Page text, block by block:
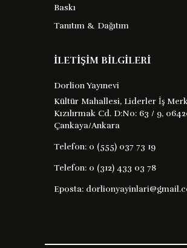
Baskı
Tanıtım & Dağıtım
İLETİŞİM BİLGİLERİ
Dorlion Yayınevi
Kültür Mahallesi, Liderler İş
Kızılırmak Cd. D:No: 63 / 9,
Çankaya/Ankara
Telefon: 0 (555) 037 73 19
Telefon: 0 (312) 433 03 78
Eposta: